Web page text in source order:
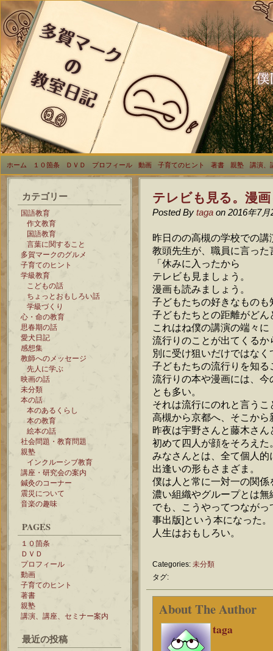
ホーム １０箇条 ＤＶＤ プロフィール 動画 子育てのヒント 著書 親塾 講演、
カテゴリー
国語教育
作文教育
国語教育
言葉に関すること
多賀マークのグルメ
子育てのヒント
学級教育
こどもの話
ちょっとおもしろい話
学級づくり
心・命の教育
思春期の話
愛犬日記
感想集
教師へのメッセージ
先人に学ぶ
映画の話
未分類
本の話
本のあるくらし
本の教育
絵本の話
社会問題・教育問題
親塾
インクルーシブ教育
講座・研究会の案内
鍼灸のコーナー
震災について
音楽の趣味
PAGES
１０箇条
ＤＶＤ
プロフィール
動画
子育てのヒント
著書
親塾
講演、講座、セミナー案内
最近の投稿
テレビも見る。漫
Posted By taga on 2016年7月
昨日のの高槻の学校での講
教頭先生が、職員に言っ
「休みに入ったから
テレビも見ましょう。
漫画も読みましょう。
子どもたちの好きなものも
子どもたちとの距離がど
これはね僕の講演の端々に
流行りのことが出てくるか
別に受け狙いだけではな
子どもたちの流行りを知
流行りの本や漫画には、
とも多い。
それは流行にのれと言うこ
高槻から京都へ、そこから
昨夜は宇野さんと藤木さ
初めて四人が顔をそろえた
みなさんとは、全て個人的
出逢いの形もさまざま。
僕は人と常に一対一の関
濃い組織やグループとは無
でも、こうやってつなが
事出版]という本になった。
人生はおもしろい。
Categories: 未分類
タグ:
About The Author
taga